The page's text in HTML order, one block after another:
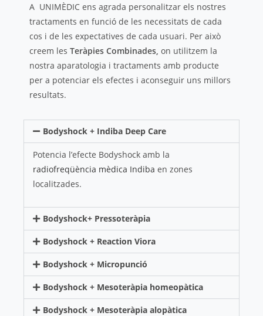
A UNIMÈDIC ens agrada personalitzar els nostres
tractaments en funció de les necessitats de cada
cos i de les expectatives de cada usuari. Per això
creem les Teràpies Combinades, on utilitzem la
nostra aparatologia i tractaments amb producte
per a potenciar els efectes i aconseguir uns millors
resultats.
Bodyshock + Indiba Deep Care
Potencia l’efecte Bodyshock amb la
radiofreqüència mèdica Indiba en zones
localitzades.
Bodyshock+ Pressoteràpia
Bodyshock + Reaction Viora
Bodyshock + Micropunció
Bodyshock + Mesoteràpia homeopàtica
Bodyshock + Mesoteràpia alopàtica